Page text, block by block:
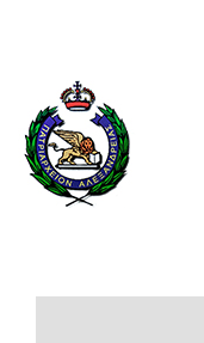
περιεχόμενο